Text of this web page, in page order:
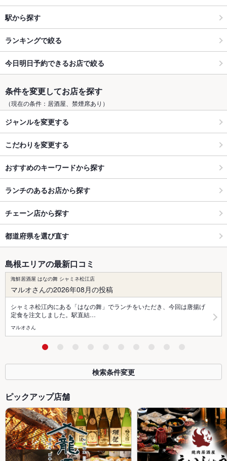
駅から探す
ランキングで絞る
今日明日予約できるお店で絞る
条件を変更してお店を探す
（現在の条件：居酒屋、禁煙席あり）
ジャンルを変更する
こだわりを変更する
おすすめのキーワードから探す
ランチのあるお店から探す
チェーン店から探す
都道府県を選び直す
島根エリアの最新口コミ
海鮮居酒屋 はなの舞 シャミネ松江店
マルオさんの2026年08月の投稿
シャミネ松江内にある「はなの舞」でランチをいただき、今回は唐揚げ
定食を注文しました。駅直結…
マルオさん
検索条件変更
ピックアップ店舗